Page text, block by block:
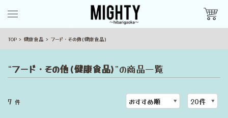
TOP 健康食品 フード・その他(健康食品)
“フード・その他(健康食品)”の商品一覧
7 件